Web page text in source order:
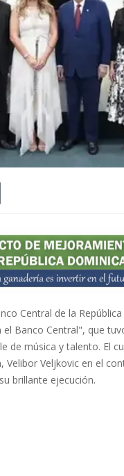
Central de la
Banco Central", que
de música y talento. El
Velibor Veljkovic en el
brillante ejecución.